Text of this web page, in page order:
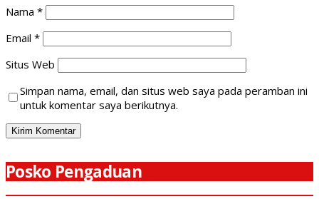
Nama *
Email *
Situs Web
Simpan nama, email, dan situs web saya pada peramban ini
untuk komentar saya berikutnya.
Posko Pengaduan